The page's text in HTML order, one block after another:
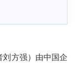
方强）由中国企